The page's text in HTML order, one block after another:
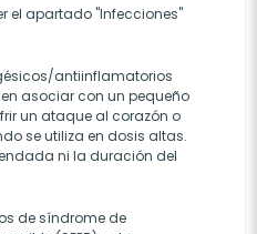
el apartado "Infecciones"
antiinflamatorios
asociar con un pequeño
un ataque al corazón o
se utiliza en dosis altas.
ni la duración del
de síndrome de